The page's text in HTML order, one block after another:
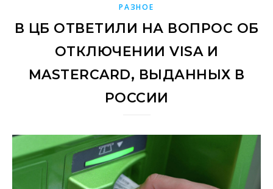
РАЗНОЕ
В ЦБ ОТВЕТИЛИ НА ВОПРОС ОБ
ОТКЛЮЧЕНИИ VISA И
MASTERCARD, ВЫДАННЫХ В
РОССИИ